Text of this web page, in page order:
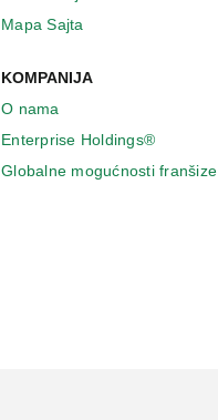
Mapa Sajta
KOMPANIJA
O nama
Enterprise Holdings®
Globalne mogućnosti franšize